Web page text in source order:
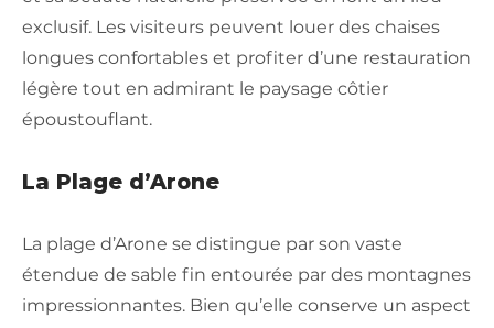
exclusif. Les visiteurs peuvent louer des chaises
longues confortables et profiter d’une restauration
légère tout en admirant le paysage côtier
époustouflant.
La Plage d’Arone
La plage d’Arone se distingue par son vaste
étendue de sable fin entourée par des montagnes
impressionnantes. Bien qu’elle conserve un aspect